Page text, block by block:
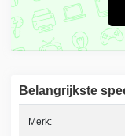
Belangrijkste
Merk: